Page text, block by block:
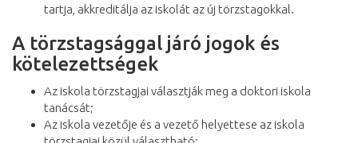
tartja, akkreditálja az iskolát az új törzstagokkal.
A törzstagsággal járó jogok és
kötelezettségek
Az iskola törzstagjai választják meg a doktori iskola
tanácsát;
Az iskola vezetője és a vezető helyettese az iskola